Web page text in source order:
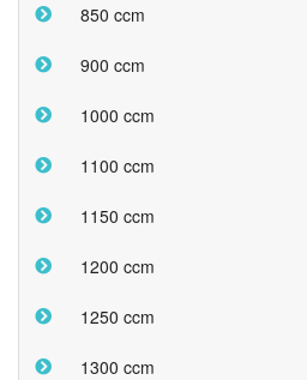
850 ccm
900 ccm
1000 ccm
1100 ccm
1150 ccm
1200 ccm
1250 ccm
1300 ccm